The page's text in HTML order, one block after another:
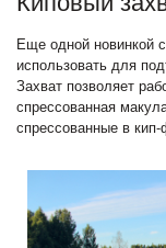
Еще одной новинкой
использовать для
Захват позволяет
спрессованная
спрессованные в